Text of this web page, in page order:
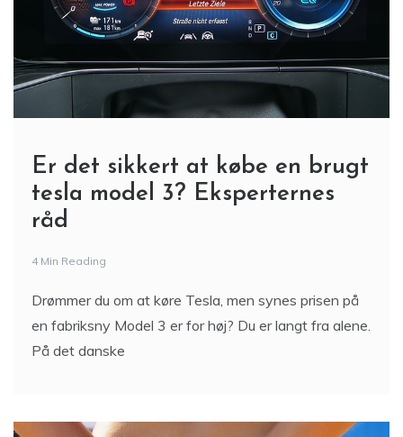
Er det sikkert at købe en brugt
tesla model 3? Eksperternes
råd
4 Min Reading
Drømmer du om at køre Tesla, men synes prisen på
en fabriksny Model 3 er for høj? Du er langt fra alene.
På det danske